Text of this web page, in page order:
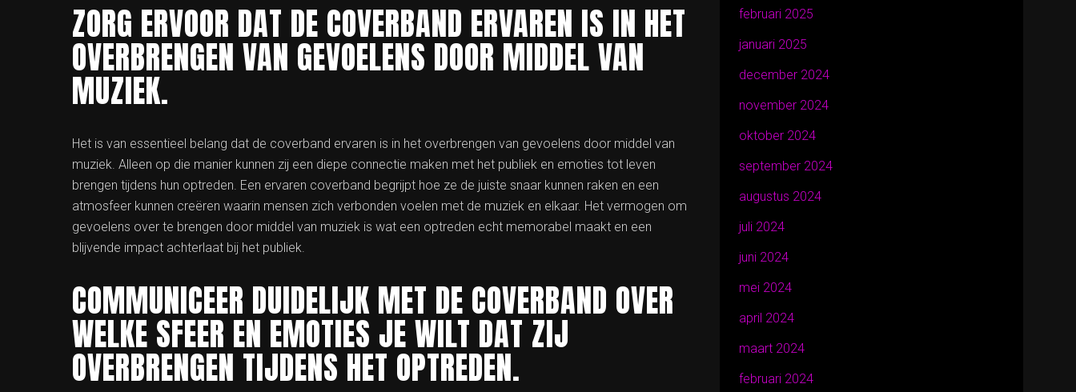
ZORG ERVOOR DAT DE COVERBAND ERVAREN IS IN HET
OVERBRENGEN VAN GEVOELENS DOOR MIDDEL VAN
MUZIEK.
Het is van essentieel belang dat de coverband ervaren is in het overbrengen van gevoelens door middel van
muziek. Alleen op die manier kunnen zij een diepe connectie maken met het publiek en emoties tot leven
brengen tijdens hun optreden. Een ervaren coverband begrijpt hoe ze de juiste snaar kunnen raken en een
atmosfeer kunnen creëren waarin mensen zich verbonden voelen met de muziek en elkaar. Het vermogen om
gevoelens over te brengen door middel van muziek is wat een optreden echt memorabel maakt en een
blijvende impact achterlaat bij het publiek.
COMMUNICEER DUIDELIJK MET DE COVERBAND OVER
WELKE SFEER EN EMOTIES JE WILT DAT ZIJ
OVERBRENGEN TIJDENS HET OPTREDEN.
februari 2025
januari 2025
december 2024
november 2024
oktober 2024
september 2024
augustus 2024
juli 2024
juni 2024
mei 2024
april 2024
maart 2024
februari 2024